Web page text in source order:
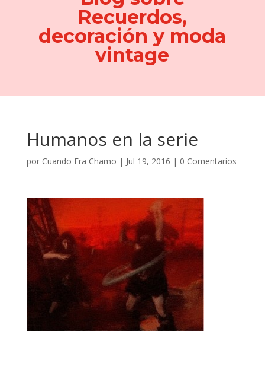
Recuerdos,
decoración y moda
vintage
Humanos en la serie
por Cuando Era Chamo | Jul 19, 2016 | 0 Comentarios